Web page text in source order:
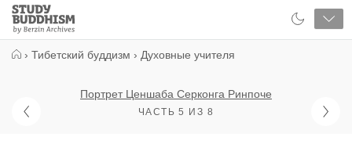
Close
Study
Buddhism
› Тибетский буддизм › Духовные учителя
Портрет Ценшаба Серконга Ринпоче
ЧАСТЬ 5 ИЗ 8